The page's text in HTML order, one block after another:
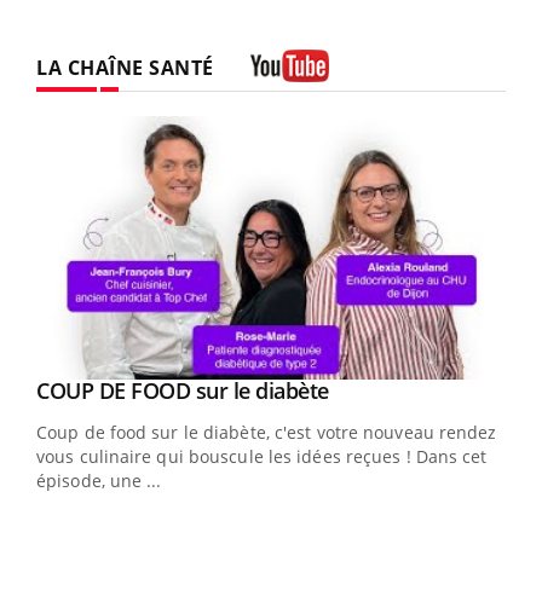
LA CHAÎNE SANTÉ
Youtube
COUP DE FOOD sur le diabèteYoutube
Coup de food sur le diabète, c'est votre nouveau rendez-
vous culinaire qui bouscule les idées reçues ! Dans cet
épisode, une ...
Youtube
Quand l’entreprise mise sur le bien être global
"Les rendez-vous de la santé et de la qualité de vie au
travail" de Pourquoi Docteur reçoivent Régis Blugeon,
DRH et directeur ...